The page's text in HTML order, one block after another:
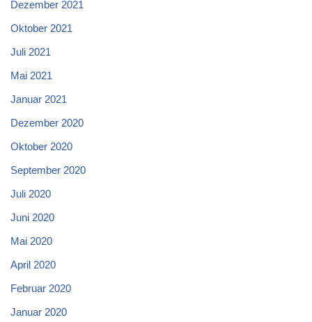
Dezember 2021
Oktober 2021
Juli 2021
Mai 2021
Januar 2021
Dezember 2020
Oktober 2020
September 2020
Juli 2020
Juni 2020
Mai 2020
April 2020
Februar 2020
Januar 2020